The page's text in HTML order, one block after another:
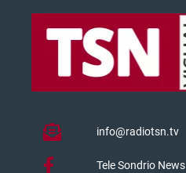
info@radiotsn.tv
Tele Sondrio News